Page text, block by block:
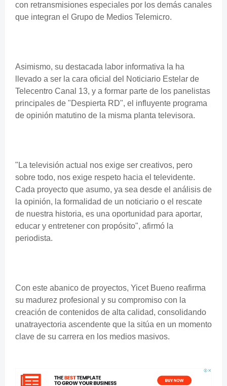
con retransmisiones especiales por los demás canales
que integran el Grupo de Medios Telemicro.
Asimismo, su destacada labor informativa la ha
llevado a ser la cara oficial del Noticiario Estelar de
Telecentro Canal 13, y a formar parte de los panelistas
principales de "Despierta RD", el influyente programa
de opinión matutino de la misma planta televisora.
"La televisión actual nos exige ser creativos, pero
sobre todo, nos exige respeto hacia el televidente.
Cada proyecto que asumo, ya sea desde el análisis de
la opinión, la formalidad de un noticiario o el rescate
de nuestra historia, es una oportunidad para aportar,
educar y entretener con propósito", afirmó la
periodista.
Con este abanico de proyectos, Yicet Bueno reafirma
su madurez profesional y su compromiso con la
creación de contenidos de alta calidad, consolidando
unatrayectoria ascendente que la sitúa en un momento
clave de su carrera en los medios masivos.